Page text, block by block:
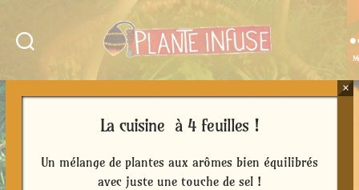
La cuisine à 4 feuilles !
Un mélange de plantes aux arômes bien équilibrés
avec juste une touche de sel !
×